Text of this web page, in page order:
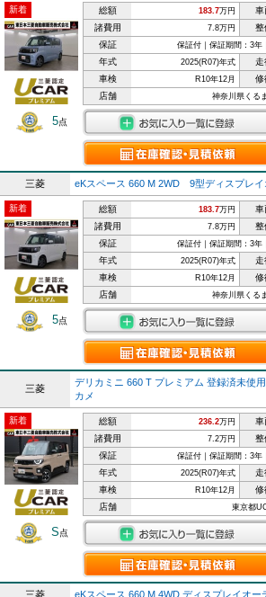
新着
5点
総額 183.7万円 車
諸費用 7.8万円 整
保証 保証付｜保証期間：3年
年式 2025(R07)年式 走
車検 R10年12月 修
店舗 神奈川県くる
三菱 eKスペース 660 M 2WD 9型ディスプレ
新着
5点
総額 183.7万円 車
諸費用 7.8万円 整
保証 保証付｜保証期間：3年
年式 2025(R07)年式 走
車検 R10年12月 修
店舗 神奈川県くる
三菱
デリカミニ 660 T プレミアム 登録済未使
カメ
新着
S点
総額 236.2万円 車
諸費用 7.2万円 整
保証 保証付｜保証期間：3年
年式 2025(R07)年式 走
車検 R10年12月 修
店舗 東京都
三菱 eKスペース 660 M 4WD ディスプレイオ